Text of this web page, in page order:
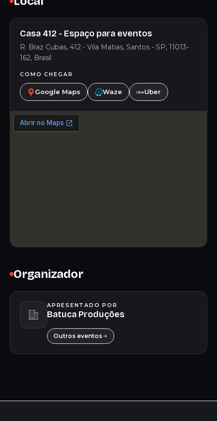
Casa 412 - Espaço para eventos
R. Braz Cubas, 412 - Vila Matias, Santos - SP, 11013-
162, Brasil
COMO CHEGAR
Google Maps Waze Uber
Organizador
APRESENTADO POR
Batuca Produções
Outros eventos